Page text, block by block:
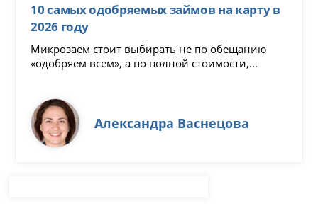
10 самых одобряемых займов на карту в
2026 году
Микрозаем стоит выбирать не по обещанию
«одобряем всем», а по полной стоимости,...
Александра Васнецова